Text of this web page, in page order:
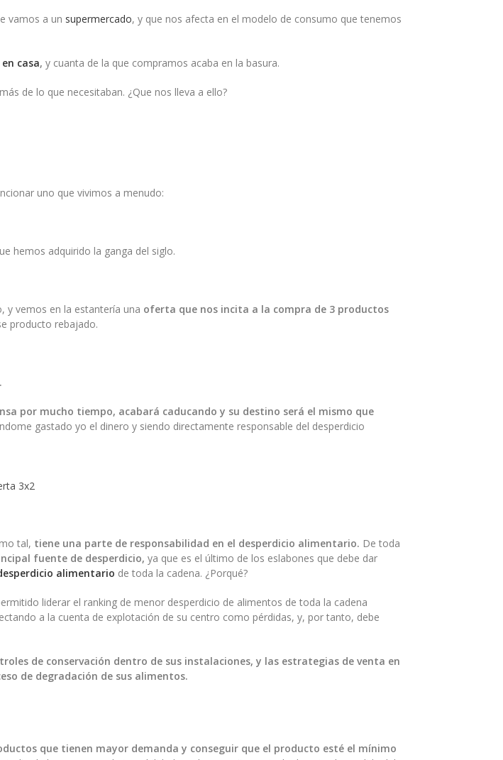
vamos a un supermercado, y que nos afecta en el modelo de consumo que tenemos
casa, y cuanta de la que compramos acaba en la basura.
de lo que necesitaban. ¿Que nos lleva a ello?
uno que vivimos a menudo:
hemos adquirido la ganga del siglo.
y vemos en la estantería una oferta que nos incita a la compra de 3 productos
producto rebajado.
por mucho tiempo, acabará caducando y su destino será el mismo que
gastado yo el dinero y siendo directamente responsable del desperdicio
tal, tiene una parte de responsabilidad en el desperdicio alimentario. De toda
fuente de desperdicio, ya que es el último de los eslabones que debe dar
alimentario de toda la cadena. ¿Porqué?
liderar el ranking de menor desperdicio de alimentos de toda la cadena
a la cuenta de explotación de su centro como pérdidas, y, por tanto, debe
de conservación dentro de sus instalaciones, y las estrategias de venta en
de degradación de sus alimentos.
que tienen mayor demanda y conseguir que el producto esté el mínimo